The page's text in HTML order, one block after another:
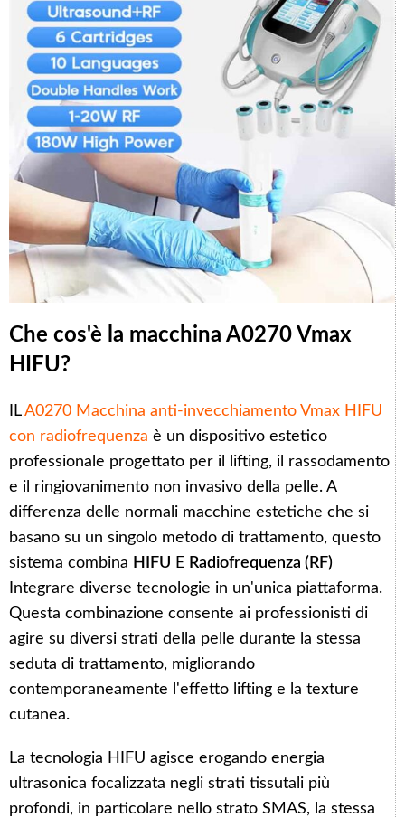
Che cos'è la macchina A0270 Vmax
HIFU?
ILA0270 Macchina anti-invecchiamento Vmax HIFU
con radiofrequenza è un dispositivo estetico
professionale progettato per il lifting, il rassodamento
e il ringiovanimento non invasivo della pelle. A
differenza delle normali macchine estetiche che si
basano su un singolo metodo di trattamento, questo
sistema combina HIFU E Radiofrequenza (RF)
Integrare diverse tecnologie in un'unica piattaforma.
Questa combinazione consente ai professionisti di
agire su diversi strati della pelle durante la stessa
seduta di trattamento, migliorando
contemporaneamente l'effetto lifting e la texture
cutanea.
La tecnologia HIFU agisce erogando energia
ultrasonica focalizzata negli strati tissutali più
profondi, in particolare nello strato SMAS, la stessa